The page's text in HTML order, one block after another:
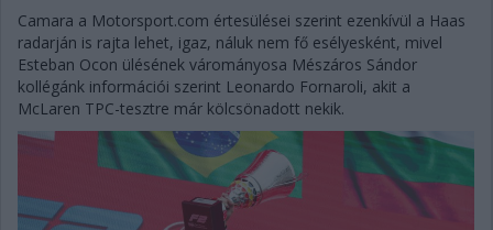
Camara a Motorsport.com értesülései szerint ezenkívül a Haas
radarján is rajta lehet, igaz, náluk nem fő esélyesként, mivel
Esteban Ocon ülésének várományosa Mészáros Sándor
kollégánk információi szerint Leonardo Fornaroli, akit a
McLaren TPC-tesztre már kölcsönadott nekik.